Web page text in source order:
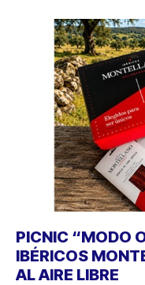
PICNIC “MODO
IBÉRICOS
AL AIRE LIBRE